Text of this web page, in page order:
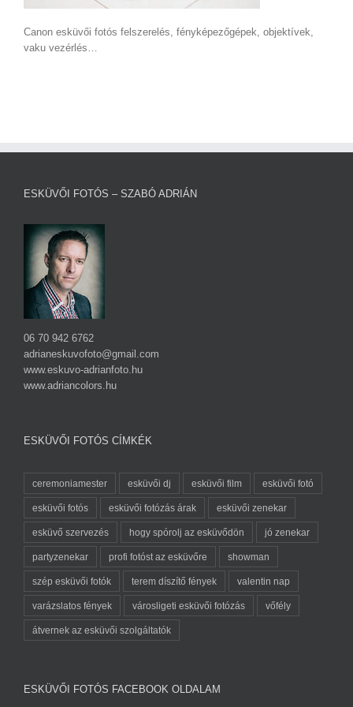
Canon esküvői fotós felszerelés, fényképezőgépek, objektívek,
vaku vezérlés…
ESKÜVŐI FOTÓS – SZABÓ ADRIÁN
06 70 942 6762
adrianeskuvofoto@gmail.com
www.eskuvo-adrianfoto.hu
www.adriancolors.hu
ESKÜVŐI FOTÓS CÍMKÉK
ceremoniamester esküvői dj esküvői film esküvői fotó
esküvői fotós esküvői fotózás árak esküvői zenekar
esküvő szervezés hogy spórolj az esküvődön jó zenekar
partyzenekar profi fotóst az esküvőre showman
szép esküvői fotók terem díszítő fények valentin nap
varázslatos fények városligeti esküvői fotózás vőfély
átvernek az esküvői szolgáltatók
ESKÜVŐI FOTÓS FACEBOOK OLDALAM